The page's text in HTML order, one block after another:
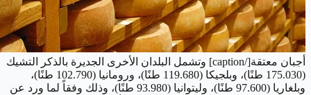
أجبان معتقة[/caption] وتشمل البلدان الأخرى الجديرة بالذكر التشيك
(175.030 طنًا)، وبلجيكا (119.680 طنًا)، ورومانيا (102.790 طنًا)،
وبلغاريا (97.600 طنًا)، وليتوانيا (93.980 طنًا)، وذلك وفقاً لما ورد عن